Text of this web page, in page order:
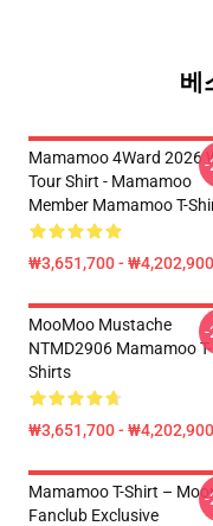
베
Mamamoo 4Ward 2026
Tour Shirt - Mamamoo
Member Mamamoo T-
₩3,651,700 - ₩4,202,900
-
MooMoo Mustache
NTMD2906 Mamamoo T-
Shirts
₩3,651,700 - ₩4,202,900
-
Mamamoo T-Shirt –
Fanclub Exclusive
-